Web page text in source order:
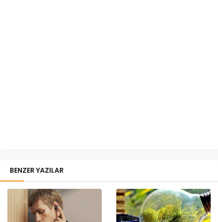
BENZER YAZILAR